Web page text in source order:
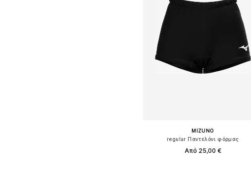
MIZUNO
regular Παντελόνι φόρμας
Από 25,00 €